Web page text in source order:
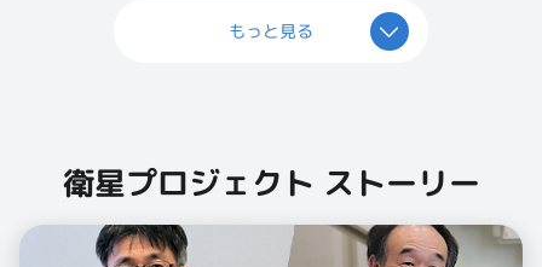
もっと見る
衛星プロジェクト ストーリー